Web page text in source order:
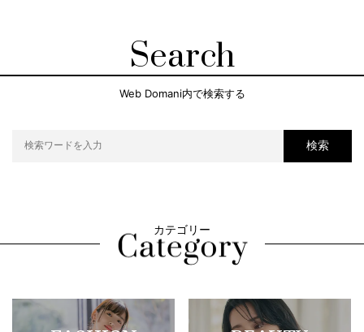
Search
Web Domani内で検索する
検索
カテゴリー